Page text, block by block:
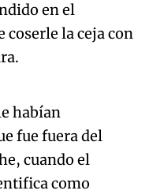
en el
la ceja con
again later.
habían
fue fuera del
cuando el
como